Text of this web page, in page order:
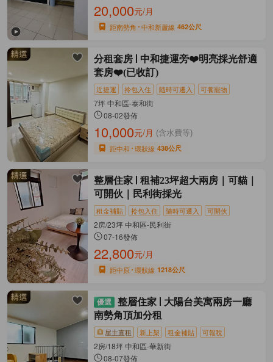
20,000元/月
距南勢角 中和新蘆線 462公尺
分租套房
中和捷運旁❤️明亮採光舒適
套房❤️(已收訂)
近捷運 拎包入住 隨時可遷入 可養寵物
7坪 中和區-泰和街
08-02發佈
10,000元/月 (含水費等)
距中和 環狀線 438公尺
整層住家
租補23坪超大兩房｜可貓｜
可開伙｜民利街採光
租金補貼 拎包入住 隨時可遷入 可開伙
2房/23坪 中和區-民利街
07-16發佈
22,800元/月
距中原 環狀線 1218公尺
整層住家
大陽台美寓兩房一廳
南勢角頂加分租
屋主直租 新上架 租金補貼 可報稅
2房/18坪 中和區-華新街
08-07發佈